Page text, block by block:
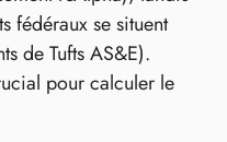
fédéraux se situent
de Tufts AS&E).
pour calculer le